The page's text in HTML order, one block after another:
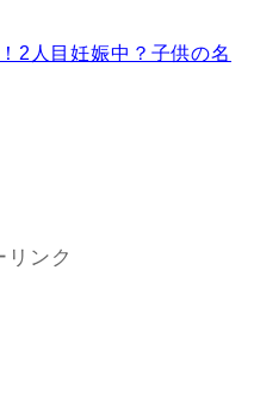
2人目妊娠中？子供の名
リンク